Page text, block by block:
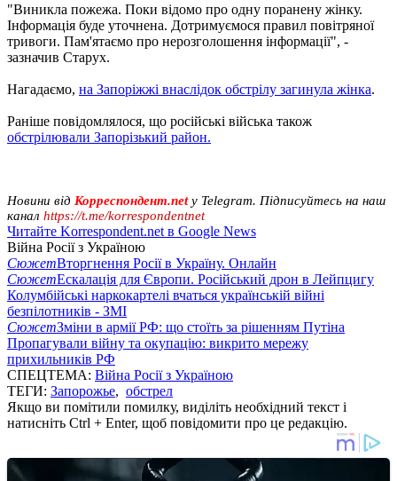
"Виникла пожежа. Поки відомо про одну поранену жінку.
Інформація буде уточнена. Дотримуємося правил повітряної
тривоги. Пам'ятаємо про нерозголошення інформації", -
зазначив Старух.
Нагадаємо, на Запоріжжі внаслідок обстрілу загинула жінка.
Раніше повідомлялося, що російські війська також
обстрілювали Запорізький район.
Новини від Корреспондент.netу Telegram. Підписуйтесь на наш
канал https://t.me/korrespondentnet
Читайте Korrespondent.net в Google News
Війна Росії з Україною
СюжетВторгнення Росії в Україну. Онлайн
СюжетЕскалація для Європи. Російський дрон в Лейпцигу
Колумбійські наркокартелі вчаться українській війні
безпілотників - ЗМІ
СюжетЗміни в армії РФ: що стоїть за рішенням Путіна
Пропагували війну та окупацію: викрито мережу
прихильників РФ
СПЕЦТЕМА: Війна Росії з Україною
ТЕГИ: Запорожье, обстрел
Якщо ви помітили помилку, виділіть необхідний текст і
натисніть Ctrl + Enter, щоб повідомити про це редакцію.